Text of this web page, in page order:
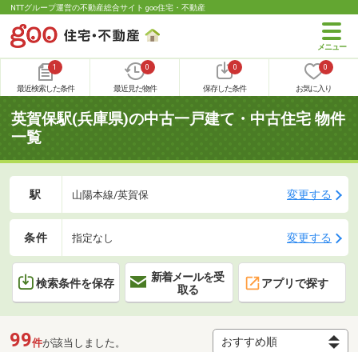
NTTグループ運営の不動産総合サイト goo住宅・不動産
1
最近検索した条件
0
最近見た物件
0
保存した条件
0
お気に入り
英賀保駅(兵庫県)の中古一戸建て・中古住宅 物件
一覧
駅 山陽本線/英賀保 変更する
条件 指定なし 変更する
検索条件を保存
新着メールを受
取る
アプリで探す
99件が該当しました。